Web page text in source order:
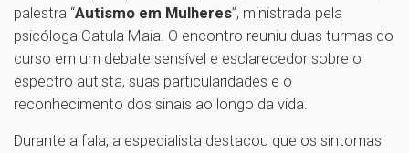
palestra “Autismo em Mulheres”, ministrada pela
psicóloga Catula Maia. O encontro reuniu duas turmas do
curso em um debate sensível e esclarecedor sobre o
espectro autista, suas particularidades e o
reconhecimento dos sinais ao longo da vida.
Durante a fala, a especialista destacou que os sintomas